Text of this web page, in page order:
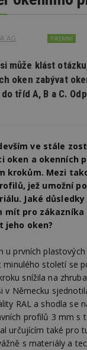
AG FIREMNÍ
může klást
oken zabývat
tříd A, B a C.
ve stále
oken a okenních
krokům. Mezi
jež umožní
Jaké
pro zákazníka
jeho oken?
u prvních
minulého století se
snížila na
v Německu
RAL a shodla se
profilů 3 mm s
určujícím také pro
s materiály a